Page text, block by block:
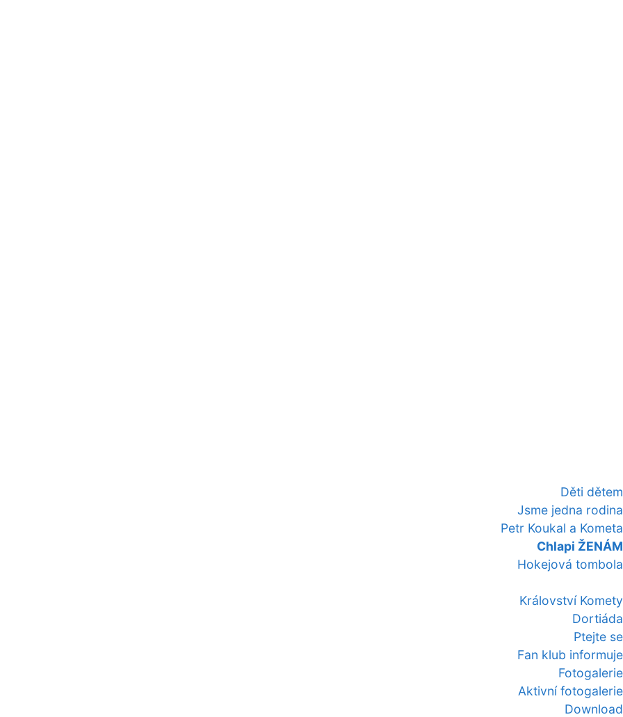
Děti dětem
Jsme jedna rodina
Petr Koukal a Kometa
Chlapi ŽENÁM
Hokejová tombola
Království Komety
Dortiáda
Ptejte se
Fan klub informuje
Fotogalerie
Aktivní fotogalerie
Download